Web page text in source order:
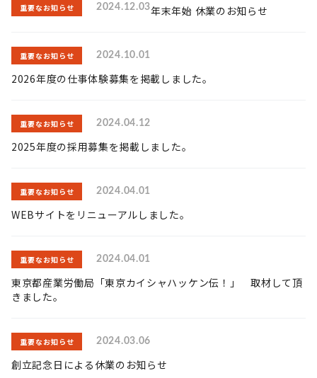
重要なお知らせ 2024.12.03年末年始 休業のお知らせ
重要なお知らせ 2024.10.01
2026年度の仕事体験募集を掲載しました。
重要なお知らせ 2024.04.12
2025年度の採用募集を掲載しました。
重要なお知らせ 2024.04.01
WEBサイトをリニューアルしました。
重要なお知らせ 2024.04.01
東京都産業労働局「東京カイシャハッケン伝！」 取材して頂
きました。
重要なお知らせ 2024.03.06
創立記念日による休業のお知らせ